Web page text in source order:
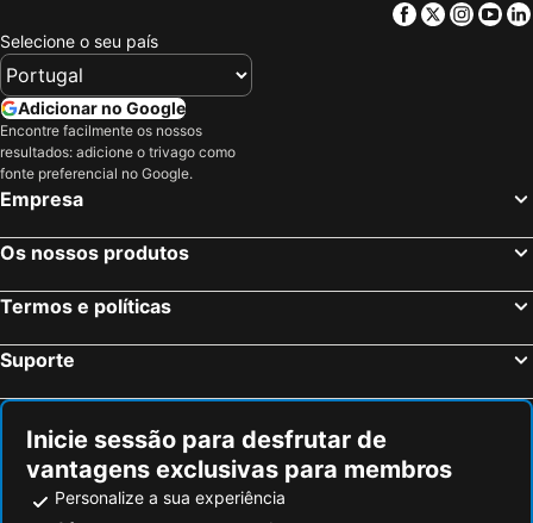
Lissos
Agia Galini beaches
Palácio de Cnossos
Ancient Theatre of Milos
Domes of Elounda - Gourmet Festival
Beach of Maleme
Halepa
Kavros
Amoudara
Kissamos Port
Pahiana
Almyrida
Georgioupolis
Lake Kournas
Saint Paul beach
Agios Georgios
Agios Andreas sto Livadi
Matala Beach
Facebook
Twitter
Selecione o seu país
Adicionar no Google
Encontre facilmente os nossos
resultados: adicione o trivago como
fonte preferencial no Google.
Empresa
Os nossos produtos
Termos e políticas
Suporte
Inicie sessão para desfrutar de
vantagens exclusivas para membros
Personalize a sua experiência